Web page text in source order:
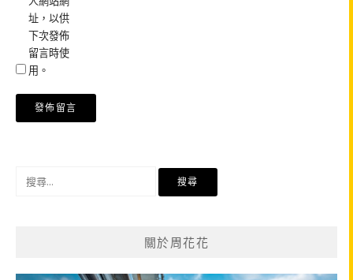
址，以供
下次發佈
留言時使
用。
關於周花花